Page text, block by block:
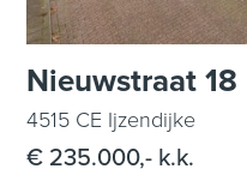
Nieuwstraat 18
4515 CE Ijzendijke
€ 235.000,- k.k.